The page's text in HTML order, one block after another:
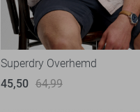
Superdry Overhemd
45,50 64,99